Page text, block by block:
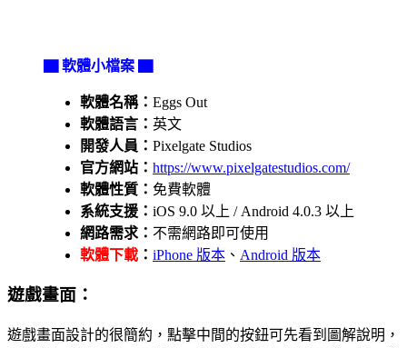
▇ 軟體小檔案 ▇
軟體名稱： Eggs Out
軟體語言： 英文
開發人員： Pixelgate Studios
官方網站： https://www.pixelgatestudios.com/
軟體性質： 免費軟體
系統支援： iOS 9.0 以上 / Android 4.0.3 以上
網路需求： 不需網路即可使用
軟體下載 ： iPhone 版本 、 Android 版本
遊戲畫面：
遊戲畫面設計的很簡約，點擊中間的按鈕可先看到圖解說明，